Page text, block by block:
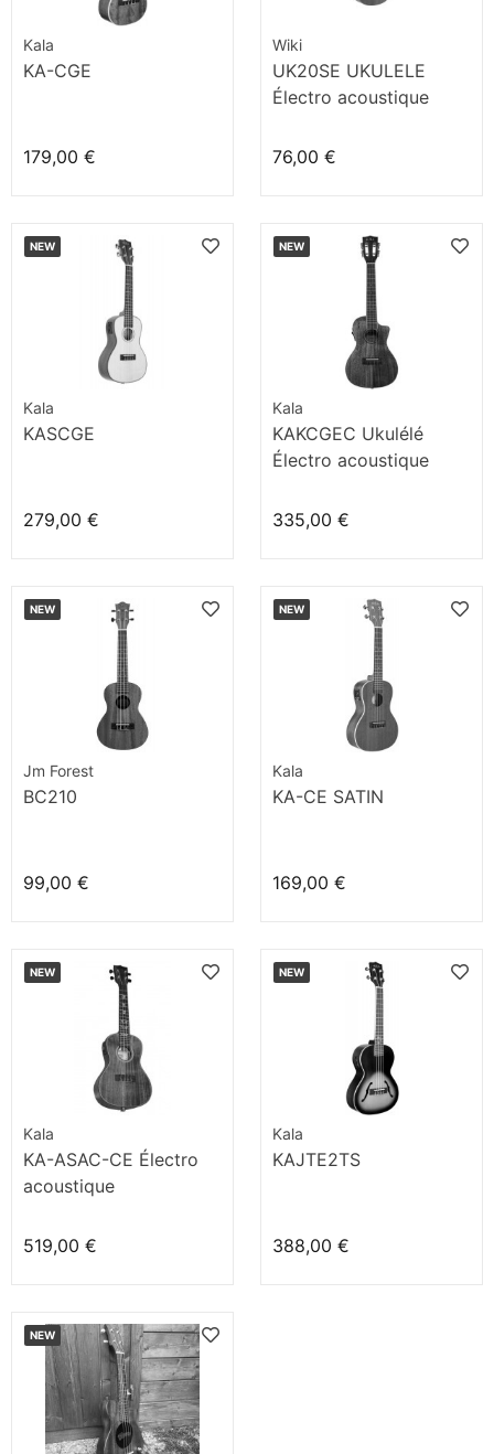
Kala
KA-CGE
179,00 €
Wiki
UK20SE UKULELE
Électro acoustique
76,00 €
NEW
Kala
KASCGE
279,00 €
NEW
Kala
KAKCGEC Ukulélé
Électro acoustique
335,00 €
NEW
Jm Forest
BC210
99,00 €
NEW
Kala
KA-CE SATIN
169,00 €
NEW
Kala
KA-ASAC-CE Électro
acoustique
519,00 €
NEW
Kala
KAJTE2TS
388,00 €
NEW